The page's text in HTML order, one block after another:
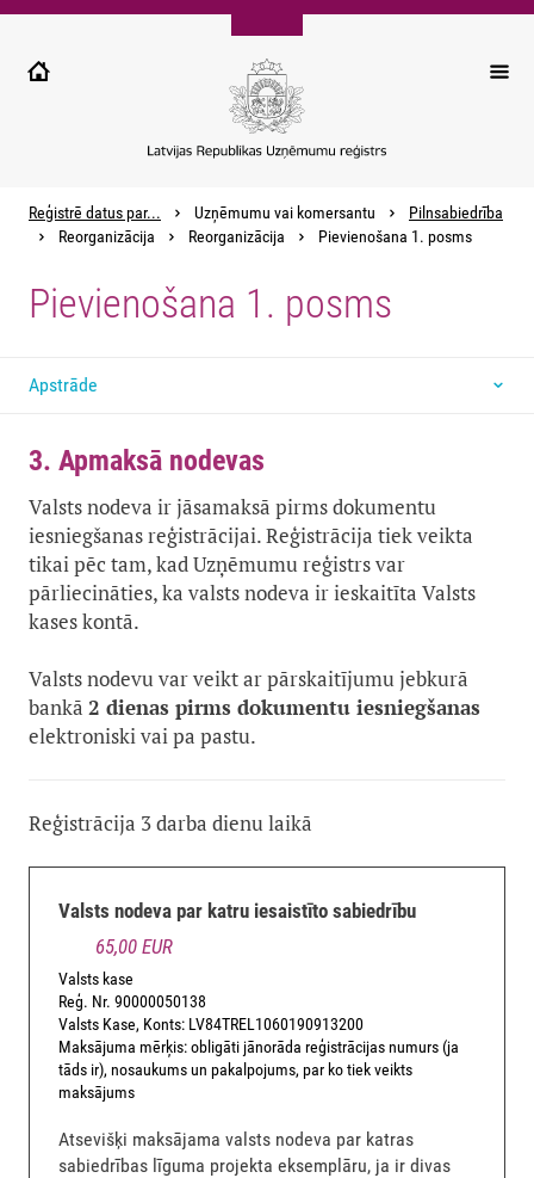
Pārlekt
galveno
Reģistrē datus par... Uzņēmumu vai komersantu
Pilnsabiedrība
Reorganizācija
Reorganizācija Pievienošana 1. posms
Pievienošana 1. posms
Apstrāde
3. Apmaksā nodevas
Valsts nodeva ir jāsamaksā pirms dokumentu
iesniegšanas reģistrācijai. Reģistrācija tiek veikta
tikai pēc tam, kad Uzņēmumu reģistrs var
pārliecināties, ka valsts nodeva ir ieskaitīta Valsts
kases kontā.
Valsts nodevu var veikt ar pārskaitījumu jebkurā
bankā 2 dienas pirms dokumentu iesniegšanas
elektroniski vai pa pastu.
Reģistrācija 3 darba dienu laikā
Valsts nodeva par katru iesaistīto sabiedrību
65,00 EUR
Valsts kase
Reģ. Nr. 90000050138
Valsts Kase, Konts: LV84TREL1060190913200
Maksājuma mērķis: obligāti jānorāda reģistrācijas numurs (ja
tāds ir), nosaukums un pakalpojums, par ko tiek veikts
maksājums
Atsevišķi maksājama valsts nodeva par katras
sabiedrības līguma projekta eksemplāru, ja ir divas